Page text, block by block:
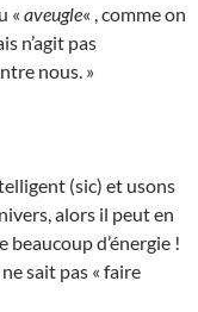
« aveugle« , comme on
n’agit pas
nous. »
(sic) et usons
alors il peut en
beaucoup d’énergie !
sait pas « faire